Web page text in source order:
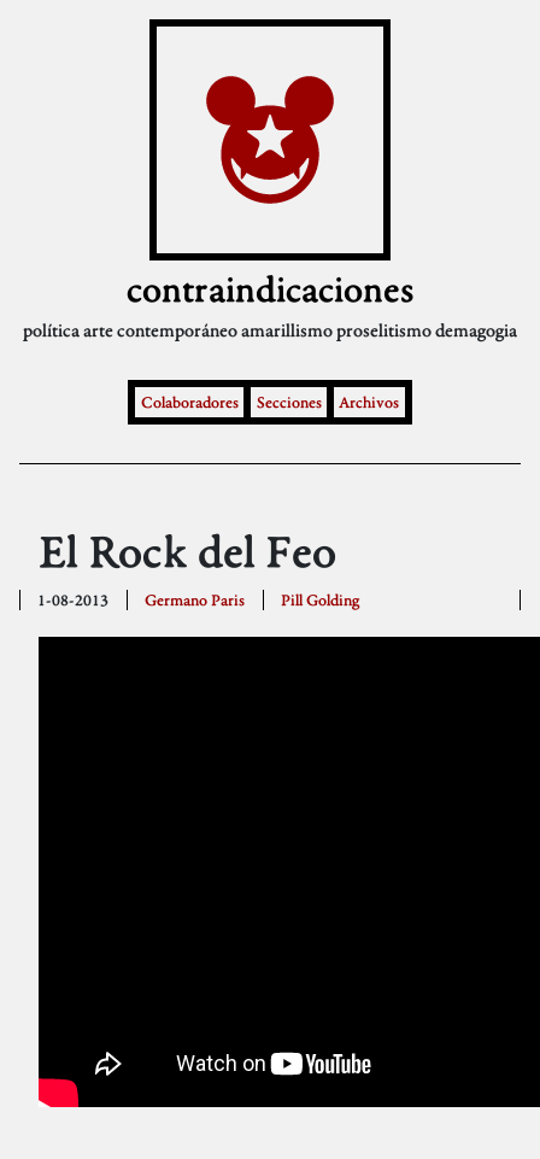
contraindicaciones
políticaarte contemporáneoamarillismoproselitismodemagogia
Colaboradores Secciones Archivos
El Rock del Feo
1-08-2013 Germano Paris Pill Golding